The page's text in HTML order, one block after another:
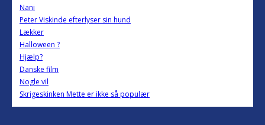
Nani
Peter Viskinde efterlyser sin hund
Lækker
Halloween ?
Hjælp?
Danske film
Nogle vil
Skrigeskinken Mette er ikke så populær